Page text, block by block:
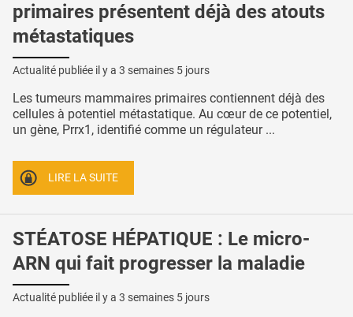
primaires présentent déjà des atouts
métastatiques
Actualité publiée il y a 3 semaines 5 jours
Les tumeurs mammaires primaires contiennent déjà des
cellules à potentiel métastatique. Au cœur de ce potentiel,
un gène, Prrx1, identifié comme un régulateur ...
LIRE LA SUITE
STÉATOSE HÉPATIQUE : Le micro-
ARN qui fait progresser la maladie
Actualité publiée il y a 3 semaines 5 jours